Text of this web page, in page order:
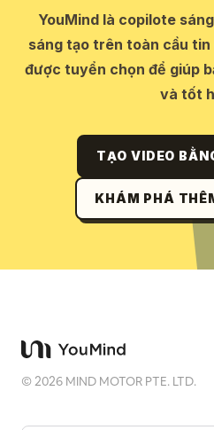
YouMind là copilote
sáng tạo trên toàn cầu
được tuyển chọn để giúp
và tốt
TẠO VIDEO
KHÁM PHÁ
©2026 MIND MOTOR PTE. LTD.